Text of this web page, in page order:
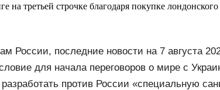
третьей строчке благодаря покупке
России, последние новости на 7 августа
состояние пострадавших
для начала переговоров о мире с
против России «специальную